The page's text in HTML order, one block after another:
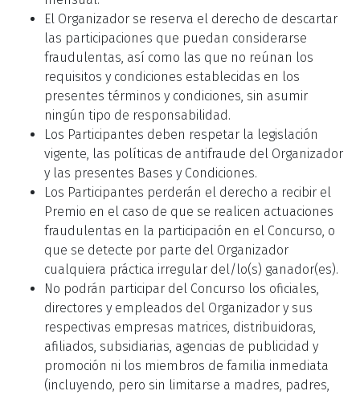
El Organizador se reserva el derecho de descartar
las participaciones que puedan considerarse
fraudulentas, así como las que no reúnan los
requisitos y condiciones establecidas en los
presentes términos y condiciones, sin asumir
ningún tipo de responsabilidad.
Los Participantes deben respetar la legislación
vigente, las políticas de antifraude del Organizador
y las presentes Bases y Condiciones.
Los Participantes perderán el derecho a recibir el
Premio en el caso de que se realicen actuaciones
fraudulentas en la participación en el Concurso, o
que se detecte por parte del Organizador
cualquiera práctica irregular del/lo(s) ganador(es).
No podrán participar del Concurso los oficiales,
directores y empleados del Organizador y sus
respectivas empresas matrices, distribuidoras,
afiliados, subsidiarias, agencias de publicidad y
promoción ni los miembros de familia inmediata
(incluyendo, pero sin limitarse a madres, padres,